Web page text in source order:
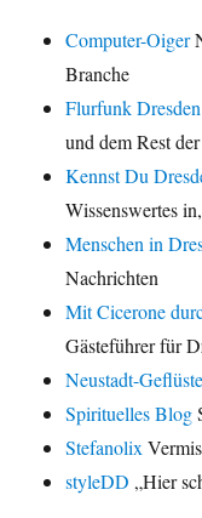
Computer-Oiger
Branche
Flurfunk Dresden
und dem Rest
Kennst Du
Wissenswertes
Menschen in
Nachrichten
Mit Cicerone
Gästeführer für
Neustadt-
Spirituelles Blog
Stefanolix
styleDD „Hier